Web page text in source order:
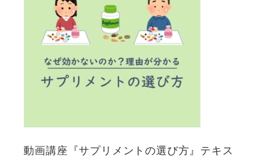
動画講座『サプリメントの選び方』テキス